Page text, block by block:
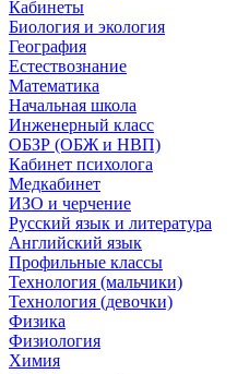
Кабинеты
Биология и экология
География
Естествознание
Математика
Начальная школа
Инженерный класс
ОБЗР (ОБЖ и НВП)
Кабинет психолога
Медкабинет
ИЗО и черчение
Русский язык и литература
Английский язык
Профильные классы
Технология (мальчики)
Технология (девочки)
Физика
Физиология
Химия